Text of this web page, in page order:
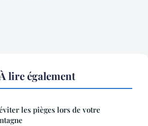
lire également
les pièges lors de votre